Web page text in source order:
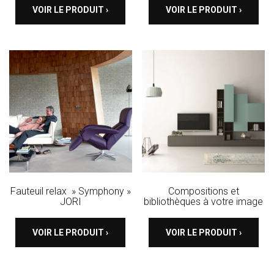
VOIR LE PRODUIT › VOIR LE PRODUIT ›
Fauteuil relax » Symphony »
JORI
VOIR LE PRODUIT ›
Compositions et
bibliothèques à votre image
VOIR LE PRODUIT ›